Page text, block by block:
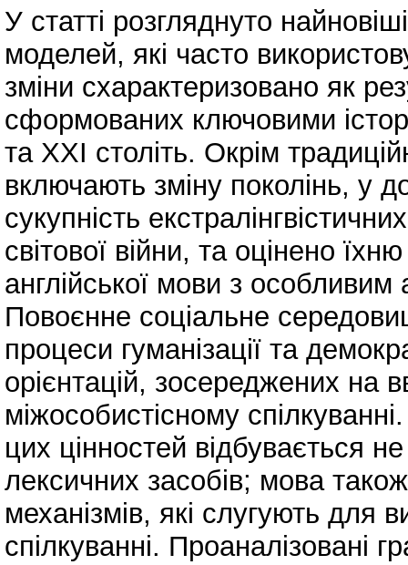
У статті розгляднуто
моделей, які часто
зміни схарактеризовано як
сформованих ключовими
та ХХІ століть. Окрім
включають зміну поколінь, у
сукупність
світової війни, та оцінено
англійської мови з особливим
Повоєнне соціальне
процеси гуманізації та
орієнтацій, зосереджених на
міжособистісному
цих цінностей відбувається
лексичних засобів; мова
механізмів, які слугують для
спілкуванні. Проаналізовані